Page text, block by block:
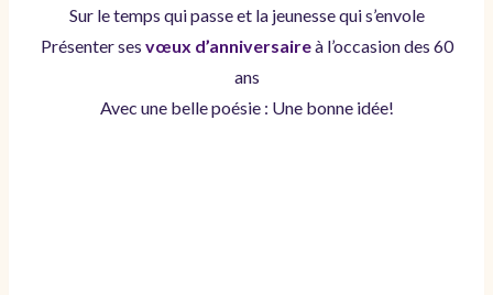
Sur le temps qui passe et la jeunesse qui s’envole
Présenter ses vœux d’anniversaireà l’occasion des 60
ans
Avec une belle poésie : Une bonne idée!